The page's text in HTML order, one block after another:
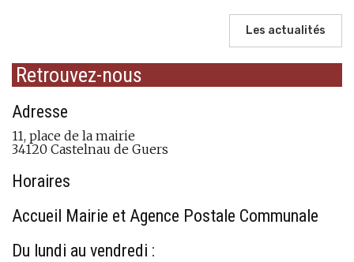
Les actualités
Retrouvez-nous
Adresse
11, place de la mairie
34120 Castelnau de Guers
Horaires
Accueil Mairie et Agence Postale Communale
Du lundi au vendredi :